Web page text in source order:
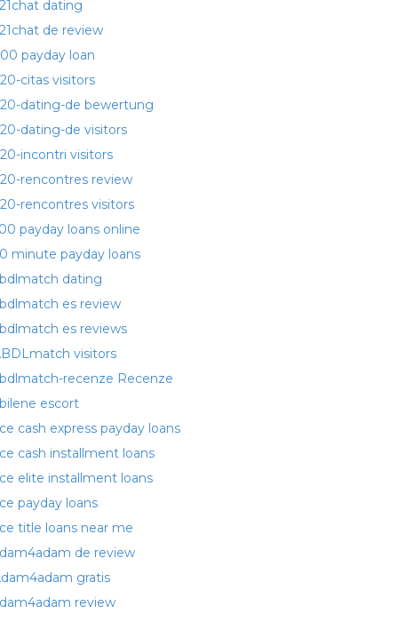
dating
de review
payday loan
citas visitors
dating-de bewertung
dating-de visitors
incontri visitors
rencontres review
rencontres visitors
payday loans online
minute payday loans
dating
es review
es reviews
visitors
recenze Recenze
escort
cash express payday loans
cash installment loans
elite installment loans
payday loans
title loans near me
de review
gratis
review